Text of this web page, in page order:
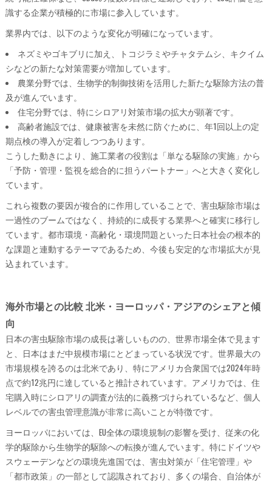
識する企業が積極的に市場に参入しています。
業界内では、以下のような変化が明確になっています。
ネズミやゴキブリに加え、トコジラミやチャタテムシ、キクイム
シなどの新たな対策需要が増加しています。
農業分野では、生物学的制御技術を活用した新たな駆除方法の普
及が進んでいます。
住宅分野では、特にシロアリ対策市場の拡大が顕著です。
高齢者施設では、健康被害を未然に防ぐために、年1回以上の定
期点検の導入が定着しつつあります。
こうした動きにより、施工業者の役割は「単なる駆除の実施」から
「予防・管理・監視を総合的に担うパートナー」へと大きく変化し
ています。
これら複数の要因が複合的に作用していることで、害虫駆除市場は
一過性のブームではなく、持続的に成長する業界へと確実に移行し
ています。都市環境・高齢化・環境問題といった日本社会の根本的
な課題と連動するテーマであるため、今後も安定的な市場拡大が見
込まれています。
海外市場との比較 北米・ヨーロッパ・アジアのシェアと傾
向
日本の害虫駆除市場の成長は著しいものの、世界市場全体で見ます
と、日本はまだ中規模市場にとどまっている状況です。世界最大の
市場規模を誇るのは北米であり、特にアメリカ合衆国では2024年時
点で約12兆円に達していると推計されています。アメリカでは、住
宅購入時にシロアリの調査が法的に義務づけられているなど、個人
レベルでの害虫管理意識が非常に高いことが特徴です。
ヨーロッパにおいては、EU全体の環境規制の影響を受け、従来の化
学的駆除から生物学的駆除への転換が進んでいます。特にドイツや
スウェーデンなどの環境先進国では、害虫対策が「住宅管理」や
「都市政策」の一部として認識されており、多くの場合、自治体が